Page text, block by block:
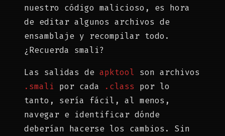
nuestro código malicioso, es hora
de editar algunos archivos de
ensamblaje y recompilar todo.
¿Recuerda smali?
Las salidas de apktool son archivos
.smali por cada .class por lo
tanto, sería fácil, al menos,
navegar e identificar dónde
deberían hacerse los cambios. Sin